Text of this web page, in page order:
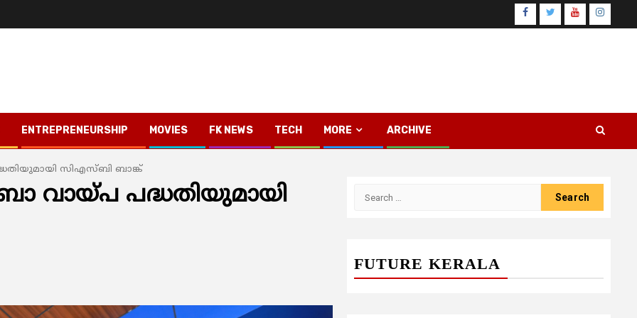
Facebook
TwitterYoutube
ENTREPRENEURSHIP MOVIES FK NEWS TECH MORE ARCHIVE
സിഎസ്ബി ബാങ്ക്
വായ്പ പദ്ധതിയുമായി
FUTURE KERALA